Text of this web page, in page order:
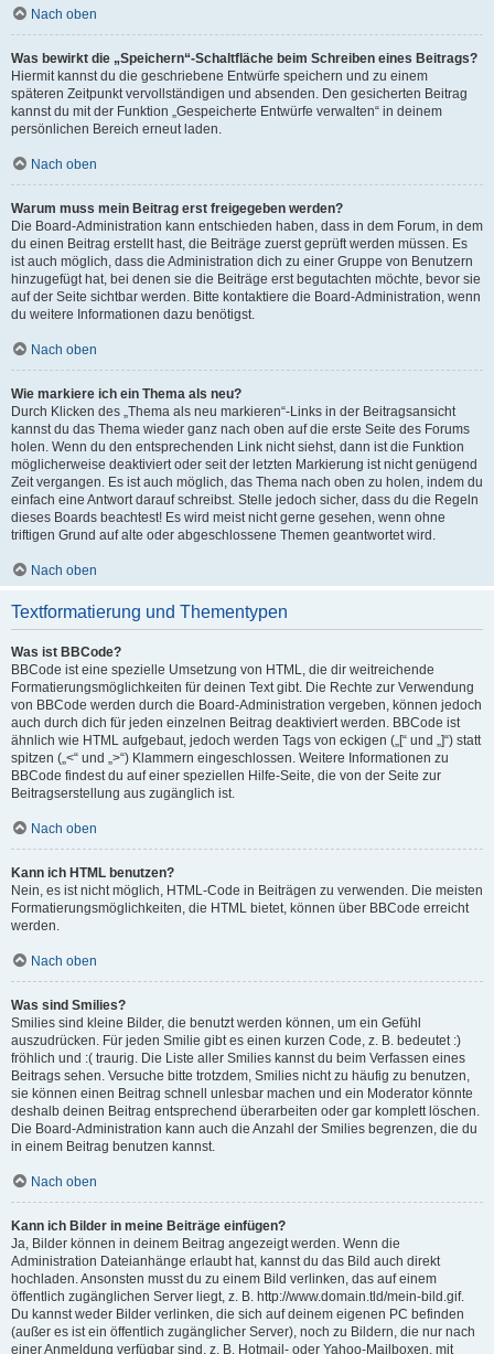
Nach oben
Was bewirkt die „Speichern“-Schaltfläche beim Schreiben eines Beitrags?
Hiermit kannst du die geschriebene Entwürfe speichern und zu einem
späteren Zeitpunkt vervollständigen und absenden. Den gesicherten Beitrag
kannst du mit der Funktion „Gespeicherte Entwürfe verwalten“ in deinem
persönlichen Bereich erneut laden.
Nach oben
Warum muss mein Beitrag erst freigegeben werden?
Die Board-Administration kann entschieden haben, dass in dem Forum, in dem
du einen Beitrag erstellt hast, die Beiträge zuerst geprüft werden müssen. Es
ist auch möglich, dass die Administration dich zu einer Gruppe von Benutzern
hinzugefügt hat, bei denen sie die Beiträge erst begutachten möchte, bevor sie
auf der Seite sichtbar werden. Bitte kontaktiere die Board-Administration, wenn
du weitere Informationen dazu benötigst.
Nach oben
Wie markiere ich ein Thema als neu?
Durch Klicken des „Thema als neu markieren“-Links in der Beitragsansicht
kannst du das Thema wieder ganz nach oben auf die erste Seite des Forums
holen. Wenn du den entsprechenden Link nicht siehst, dann ist die Funktion
möglicherweise deaktiviert oder seit der letzten Markierung ist nicht genügend
Zeit vergangen. Es ist auch möglich, das Thema nach oben zu holen, indem du
einfach eine Antwort darauf schreibst. Stelle jedoch sicher, dass du die Regeln
dieses Boards beachtest! Es wird meist nicht gerne gesehen, wenn ohne
triftigen Grund auf alte oder abgeschlossene Themen geantwortet wird.
Nach oben
Textformatierung und Thementypen
Was ist BBCode?
BBCode ist eine spezielle Umsetzung von HTML, die dir weitreichende
Formatierungsmöglichkeiten für deinen Text gibt. Die Rechte zur Verwendung
von BBCode werden durch die Board-Administration vergeben, können jedoch
auch durch dich für jeden einzelnen Beitrag deaktiviert werden. BBCode ist
ähnlich wie HTML aufgebaut, jedoch werden Tags von eckigen („[“ und „]“) statt
spitzen („<“ und „>“) Klammern eingeschlossen. Weitere Informationen zu
BBCode findest du auf einer speziellen Hilfe-Seite, die von der Seite zur
Beitragserstellung aus zugänglich ist.
Nach oben
Kann ich HTML benutzen?
Nein, es ist nicht möglich, HTML-Code in Beiträgen zu verwenden. Die meisten
Formatierungsmöglichkeiten, die HTML bietet, können über BBCode erreicht
werden.
Nach oben
Was sind Smilies?
Smilies sind kleine Bilder, die benutzt werden können, um ein Gefühl
auszudrücken. Für jeden Smilie gibt es einen kurzen Code, z. B. bedeutet :)
fröhlich und :( traurig. Die Liste aller Smilies kannst du beim Verfassen eines
Beitrags sehen. Versuche bitte trotzdem, Smilies nicht zu häufig zu benutzen,
sie können einen Beitrag schnell unlesbar machen und ein Moderator könnte
deshalb deinen Beitrag entsprechend überarbeiten oder gar komplett löschen.
Die Board-Administration kann auch die Anzahl der Smilies begrenzen, die du
in einem Beitrag benutzen kannst.
Nach oben
Kann ich Bilder in meine Beiträge einfügen?
Ja, Bilder können in deinem Beitrag angezeigt werden. Wenn die
Administration Dateianhänge erlaubt hat, kannst du das Bild auch direkt
hochladen. Ansonsten musst du zu einem Bild verlinken, das auf einem
öffentlich zugänglichen Server liegt, z. B. http://www.domain.tld/mein-bild.gif.
Du kannst weder Bilder verlinken, die sich auf deinem eigenen PC befinden
(außer es ist ein öffentlich zugänglicher Server), noch zu Bildern, die nur nach
einer Anmeldung verfügbar sind, z. B. Hotmail- oder Yahoo-Mailboxen, mit